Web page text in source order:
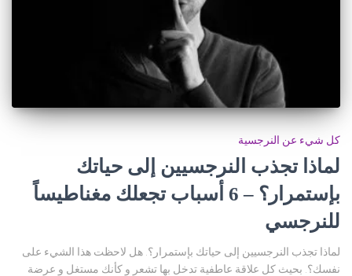
كل شيء عن النرجسية
لماذا تجذب النرجسيين إلى حياتك
بإستمرار؟ – 6 أسباب تجعلك مغناطيساً
للنرجسي
لماذا تجذب النرجسيين إلى حياتك بإستمرار؟. هل لاحظت هذا الشيء على
نفسك؟. بحيث كل علاقة عاطفية تدخل بها تشعر و كأنك مستغل و عرضة